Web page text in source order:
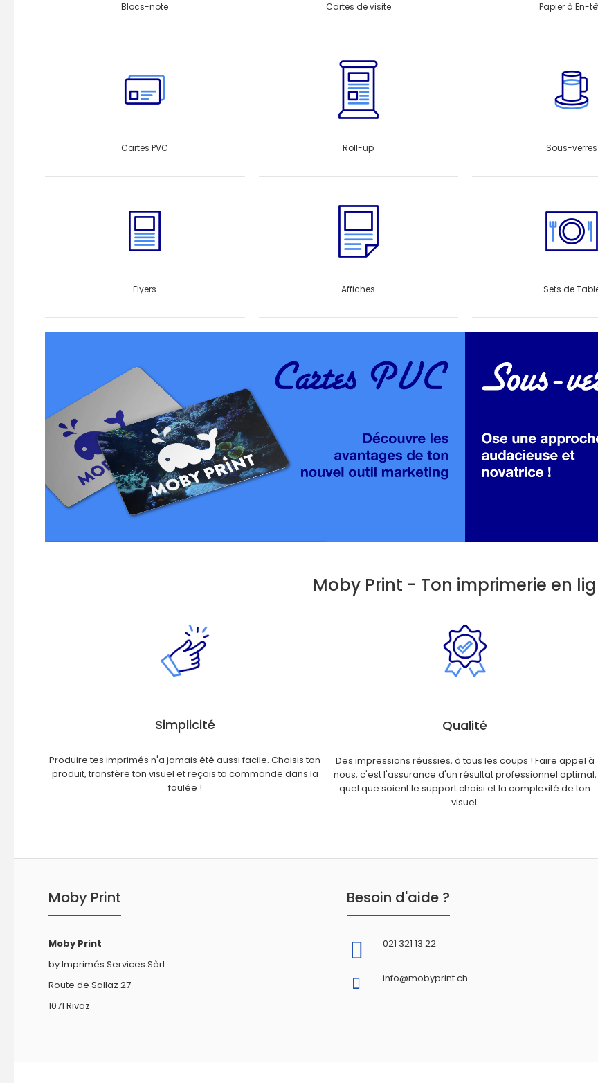
Blocs-note Cartes de visite Papier à En-
Cartes PVC Roll-up Sous-verres
Flyers Affiches Sets de
Moby Print - Ton imprimerie en
Simplicité
Produire tes imprimés n'a jamais été aussi facile. Choisis ton
produit, transfère ton visuel et reçois ta commande dans la
foulée !
Qualité
Des impressions réussies, à tous les coups ! Faire appel à
nous, c'est l'assurance d'un résultat professionnel optimal,
quel que soient le support choisi et la complexité de ton
visuel.
Moby Print
Moby Print
by Imprimés Services Sàrl
Route de Sallaz 27
1071 Rivaz
Besoin d'aide ?
021 321 13 22
info@mobyprint.ch